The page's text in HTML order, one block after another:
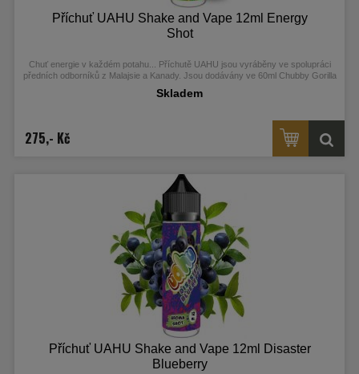
Příchuť UAHU Shake and Vape 12ml Energy
Shot
Chuť energie v každém potahu...
Příchutě UAHU jsou vyráběny ve spolupráci
předních odborníků z Malajsie a Kanady. Jsou dodávány ve 60ml Chubby Gorilla
Skladem
275,- Kč
Příchuť UAHU Shake and Vape 12ml Disaster
Blueberry